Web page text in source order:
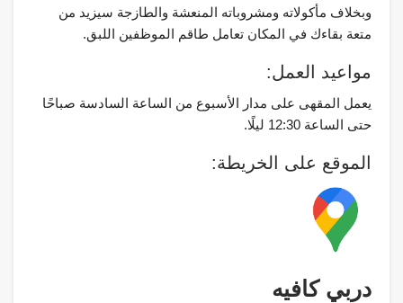
وبخلاف مأكولاته ومشروباته المنعشة والطازجة سيزيد من
متعة بقاءك في المكان تعامل طاقم الموظفين اللبق.
مواعيد العمل:
يعمل المقهى على مدار الأسبوع من الساعة السادسة صباحًا
حتى الساعة 12:30 ليلًا.
الموقع على الخريطة:
دربي كافيه